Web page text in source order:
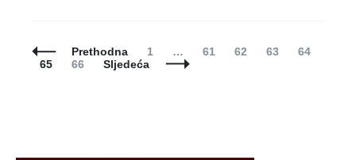
Posts
Navigation
Prethodna Page
1 … Page
61 Page
62 Page
63 Page
64
Page
65 Page
66 Sljedeća